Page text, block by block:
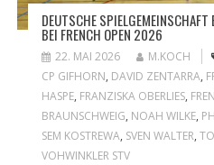
DEUTSCHE
BEI FRENCH OPEN 2026
22. MAI 2026 M.KOCH
CP GIFHORN, DAVID ZENTARRA,
HASPE, FRANZISKA OBERLIES,
BRAUNSCHWEIG, NOAH WILKE,
SEM KOSTREWA, SVEN WALTER,
VOHWINKLER STV